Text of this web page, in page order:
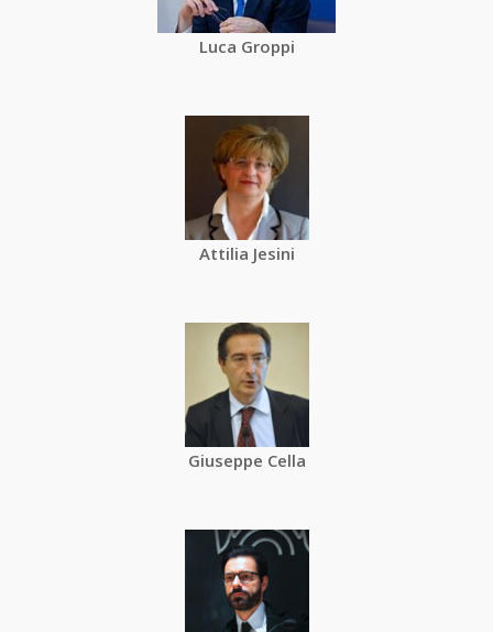
Luca Groppi
Attilia Jesini
Giuseppe Cella